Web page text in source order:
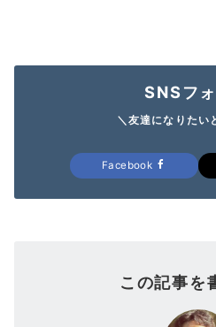
SNSフ
＼友達になりたい
Facebook
この記事を